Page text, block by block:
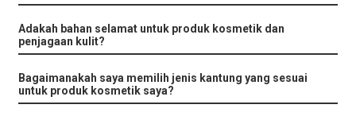
Adakah bahan selamat untuk produk kosmetik dan
penjagaan kulit?
Bagaimanakah saya memilih jenis kantung yang sesuai
untuk produk kosmetik saya?